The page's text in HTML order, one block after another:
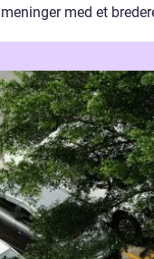
med et